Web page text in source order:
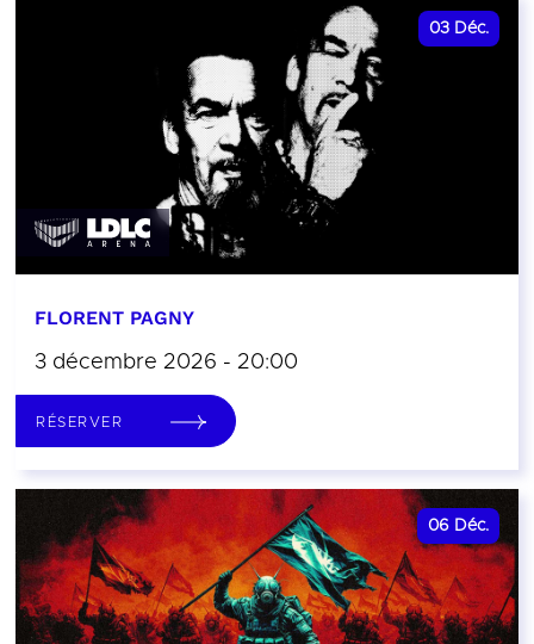
03 Déc.
FLORENT PAGNY
3 décembre 2026 - 20:00
RÉSERVER
06 Déc.